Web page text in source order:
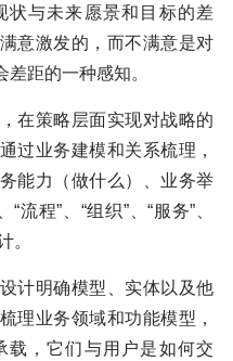
状与未来愿景和目标的差
意激发的，而不满意是对
距的一种感知。
在策略层面实现对战略的
过业务建模和关系梳理，
能力（做什么）、业务举
流程”、“组织”、“服务”、
。
计明确模型、实体以及他
理业务领域和功能模型，
载，它们与用户是如何交